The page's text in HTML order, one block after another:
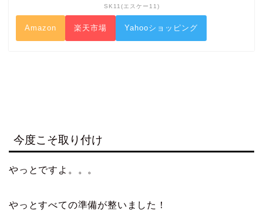
SK11(エスケー11)
Amazon 楽天市場 Yahooショッピング
今度こそ取り付け
やっとですよ。。。
やっとすべての準備が整いました！